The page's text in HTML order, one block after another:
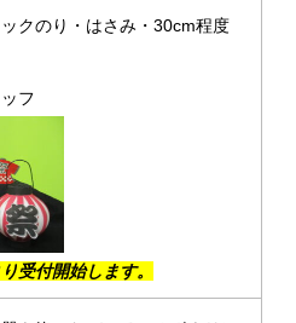
クのり・はさみ・30cm程度
フ
受付開始します。